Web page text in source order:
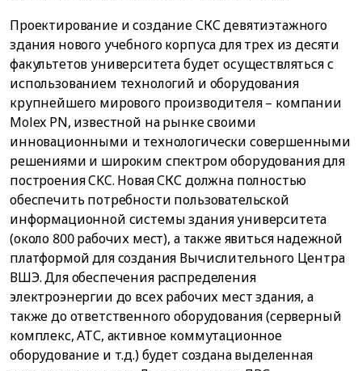
Проектирование и создание СКС девятиэтажного
здания нового учебного корпуса для трех из десяти
факультетов университета будет осуществляться с
использованием технологий и оборудования
крупнейшего мирового производителя – компании
Molex PN, известной на рынке своими
инновационными и технологически совершенными
решениями и широким спектром оборудования для
построения CKC. Новая СКС должна полностью
обеспечить потребности пользовательской
информационной системы здания университета
(около 800 рабочих мест), а также явиться надежной
платформой для создания Вычислительного Центра
ВШЭ. Для обеспечения распределения
электроэнергии до всех рабочих мест здания, а
также до ответственного оборудования (серверный
комплекс, АТС, активное коммутационное
оборудование и т.д.) будет создана выделенная